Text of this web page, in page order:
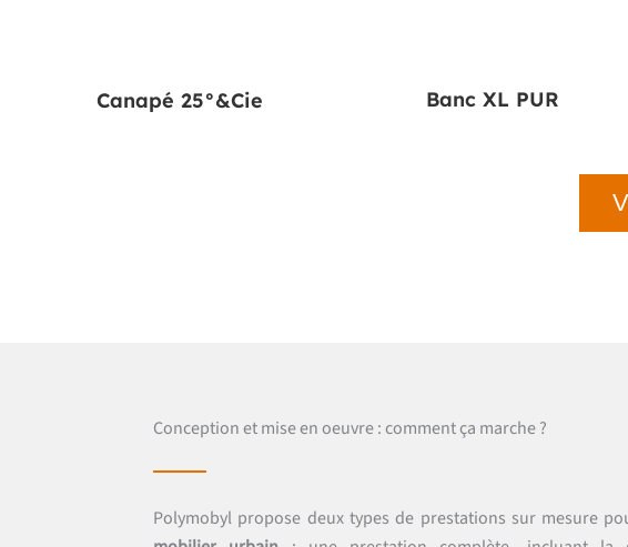
Canapé 25°&Cie Banc XL PUR
Conception et mise en oeuvre : comment ça marche ?
Polymobyl propose deux types de prestations sur mesure